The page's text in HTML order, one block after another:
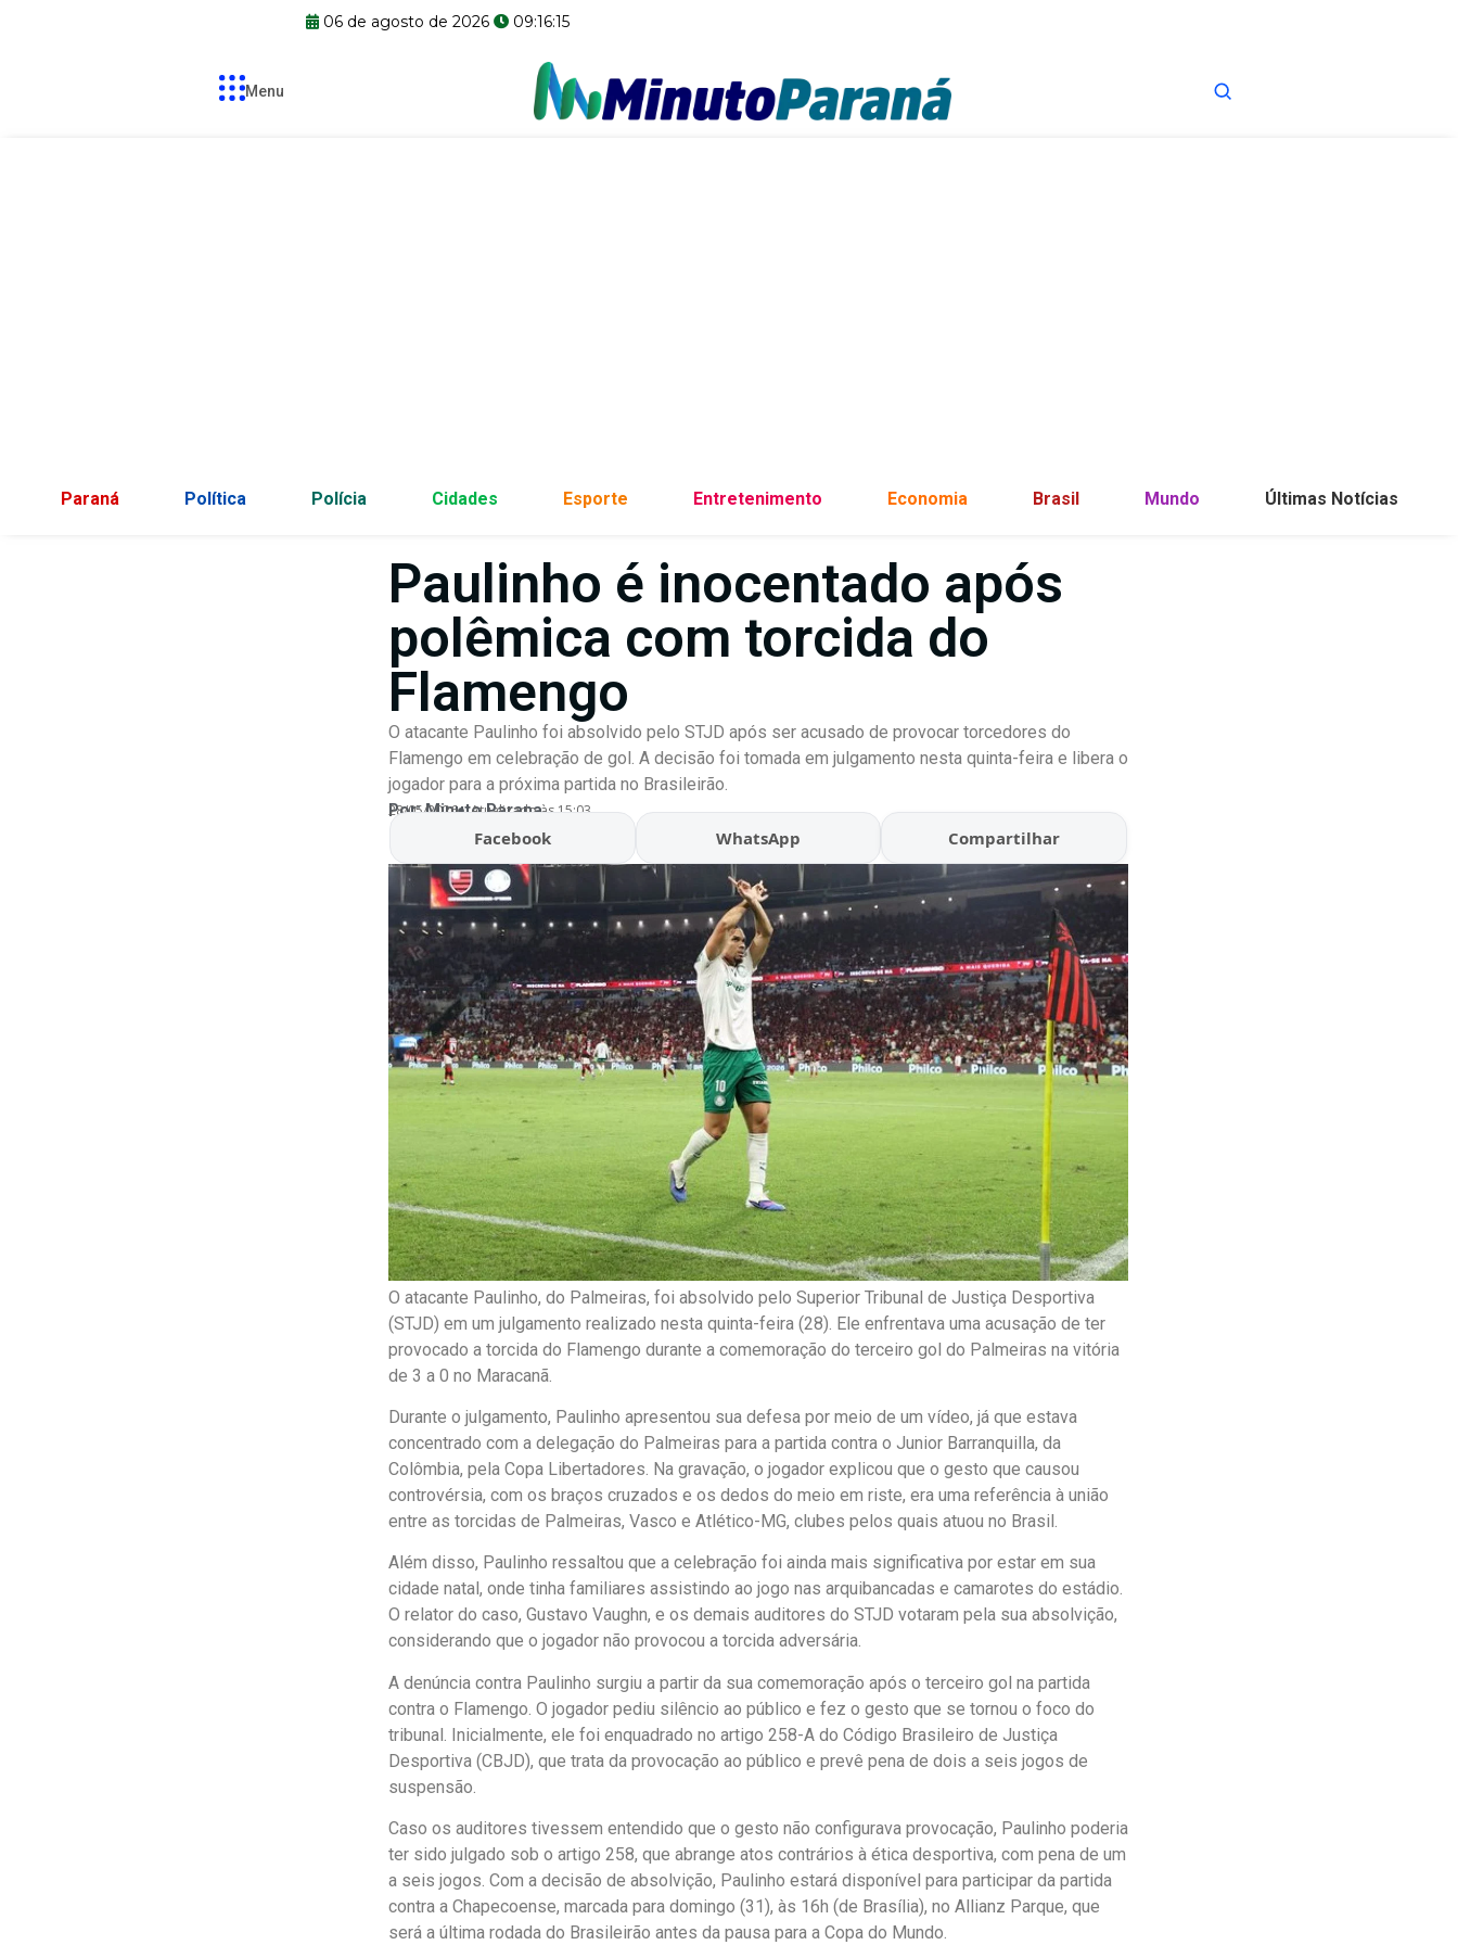
06 de agosto de 2026 09:16:16
Menu
Paraná Política Polícia Cidades Esporte Entretenimento Economia Brasil Mundo Últimas Notícias
Paulinho é inocentado após
polêmica com torcida do
Flamengo
O atacante Paulinho foi absolvido pelo STJD após ser acusado de provocar torcedores do
Flamengo em celebração de gol. A decisão foi tomada em julgamento nesta quinta-feira e libera o
jogador para a próxima partida no Brasileirão.
Por:Minuto Parana
28/05/2026 Atualizado às 15:03
Facebook WhatsApp Compartilhar
O atacante Paulinho, do Palmeiras, foi absolvido pelo Superior Tribunal de Justiça Desportiva
(STJD) em um julgamento realizado nesta quinta-feira (28). Ele enfrentava uma acusação de ter
provocado a torcida do Flamengo durante a comemoração do terceiro gol do Palmeiras na vitória
de 3 a 0 no Maracanã.
Durante o julgamento, Paulinho apresentou sua defesa por meio de um vídeo, já que estava
concentrado com a delegação do Palmeiras para a partida contra o Junior Barranquilla, da
Colômbia, pela Copa Libertadores. Na gravação, o jogador explicou que o gesto que causou
controvérsia, com os braços cruzados e os dedos do meio em riste, era uma referência à união
entre as torcidas de Palmeiras, Vasco e Atlético-MG, clubes pelos quais atuou no Brasil.
Além disso, Paulinho ressaltou que a celebração foi ainda mais significativa por estar em sua
cidade natal, onde tinha familiares assistindo ao jogo nas arquibancadas e camarotes do estádio.
O relator do caso, Gustavo Vaughn, e os demais auditores do STJD votaram pela sua absolvição,
considerando que o jogador não provocou a torcida adversária.
A denúncia contra Paulinho surgiu a partir da sua comemoração após o terceiro gol na partida
contra o Flamengo. O jogador pediu silêncio ao público e fez o gesto que se tornou o foco do
tribunal. Inicialmente, ele foi enquadrado no artigo 258-A do Código Brasileiro de Justiça
Desportiva (CBJD), que trata da provocação ao público e prevê pena de dois a seis jogos de
suspensão.
Caso os auditores tivessem entendido que o gesto não configurava provocação, Paulinho poderia
ter sido julgado sob o artigo 258, que abrange atos contrários à ética desportiva, com pena de um
a seis jogos. Com a decisão de absolvição, Paulinho estará disponível para participar da partida
contra a Chapecoense, marcada para domingo (31), às 16h (de Brasília), no Allianz Parque, que
será a última rodada do Brasileirão antes da pausa para a Copa do Mundo.